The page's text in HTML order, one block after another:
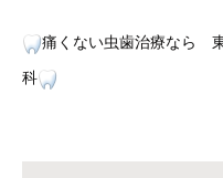
痛くない虫歯治療なら
科